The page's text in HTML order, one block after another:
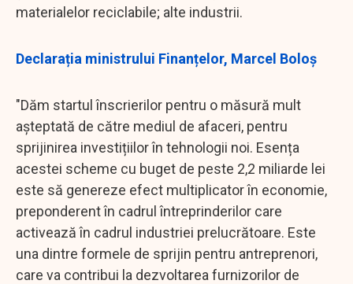
materialelor reciclabile; alte industrii.
Declarația ministrului Finanțelor, Marcel Boloș
"Dăm startul înscrierilor pentru o măsură mult
așteptată de către mediul de afaceri, pentru
sprijinirea investițiilor în tehnologii noi. Esența
acestei scheme cu buget de peste 2,2 miliarde lei
este să genereze efect multiplicator în economie,
preponderent în cadrul întreprinderilor care
activează în cadrul industriei prelucrătoare. Este
una dintre formele de sprijin pentru antreprenori,
care va contribui la dezvoltarea furnizorilor de